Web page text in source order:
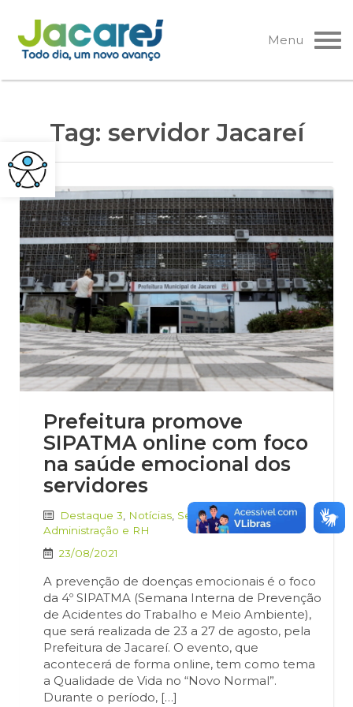
Pular
para
o
Menu
Tag: servidor Jacareí
Prefeitura promove
SIPATMA online com foco
na saúde emocional dos
servidores
Destaque 3 Notícias Secretaria de
Administração e RH
23/08/2021
A prevenção de doenças emocionais é o foco
da 4º SIPATMA (Semana Interna de Prevenção
de Acidentes do Trabalho e Meio Ambiente),
que será realizada de 23 a 27 de agosto, pela
Prefeitura de Jacareí. O evento, que
acontecerá de forma online, tem como tema
a Qualidade de Vida no “Novo Normal”.
Durante o período, […]